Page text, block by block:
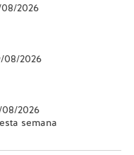
2026
08/2026
2026
semana